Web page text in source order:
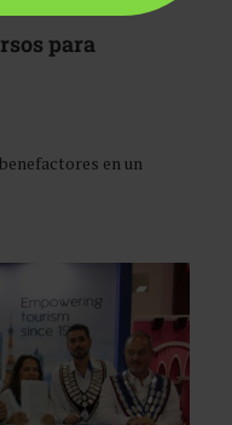
para
en un